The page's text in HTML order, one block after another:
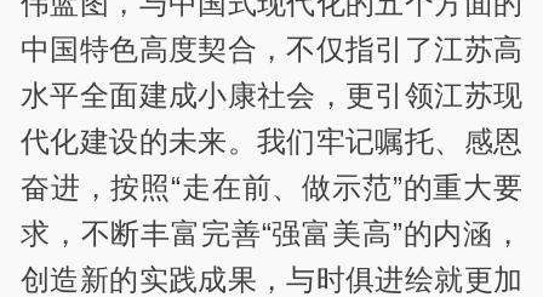
中国特色高度契合，不仅指引了江苏高
水平全面建成小康社会，更引领江苏现
代化建设的未来。我们牢记嘱托、感恩
奋进，按照“走在前、做示范”的重大要
求，不断丰富完善“强富美高”的内涵，
创造新的实践成果，与时俱进绘就更加